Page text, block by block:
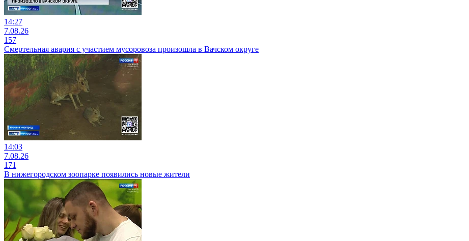
14:27
7.08.26
157
Смертельная авария с участием мусоровоза произошла в Вачском округе
14:03
7.08.26
171
В нижегородском зоопарке появились новые жители